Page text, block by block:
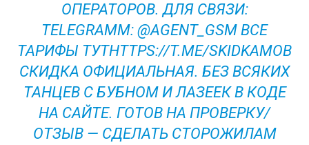
ОПЕРАТОРОВ. ДЛЯ СВЯЗИ:
TELEGRAMM: @AGENT_GSM ВСЕ
ТАРИФЫ ТУТHTTPS://T.ME/SKIDKAMOB
СКИДКА ОФИЦИАЛЬНАЯ. БЕЗ ВСЯКИХ
ТАНЦЕВ С БУБНОМ И ЛАЗЕЕК В КОДЕ
НА САЙТЕ. ГОТОВ НА ПРОВЕРКУ/
ОТЗЫВ — СДЕЛАТЬ СТОРОЖИЛАМ